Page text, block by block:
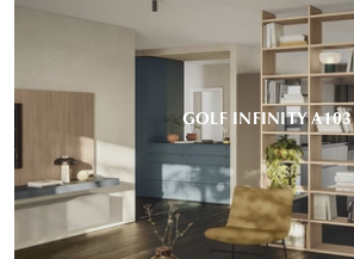
GOLF INFINITY A103